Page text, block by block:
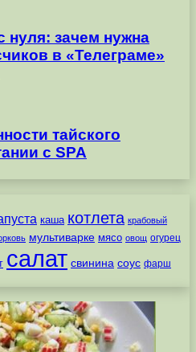
нуля: зачем нужна
в «Телеграме»
тайского
с SPA
каша котлета крабовый
мультиварке мясо овощ огурец
салат свинина соус фарш